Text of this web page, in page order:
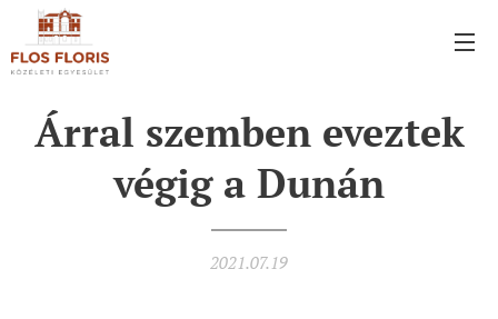
Árral szemben eveztek
végig a Dunán
2021.07.19